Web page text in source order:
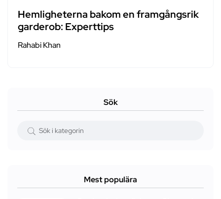
Hemligheterna bakom en framgångsrik
garderob: Experttips
Rahabi Khan
Sök
Mest populära